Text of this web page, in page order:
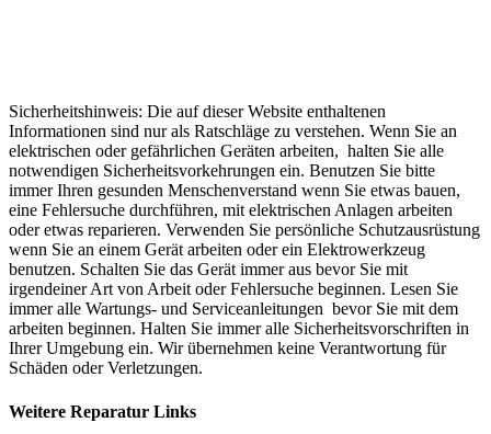
Sicherheitshinweis: Die auf dieser Website enthaltenen
Informationen sind nur als Ratschläge zu verstehen. Wenn Sie an
elektrischen oder gefährlichen Geräten arbeiten, halten Sie alle
notwendigen Sicherheitsvorkehrungen ein. Benutzen Sie bitte
immer Ihren gesunden Menschenverstand wenn Sie etwas bauen,
eine Fehlersuche durchführen, mit elektrischen Anlagen arbeiten
oder etwas reparieren. Verwenden Sie persönliche Schutzausrüstung
wenn Sie an einem Gerät arbeiten oder ein Elektrowerkzeug
benutzen. Schalten Sie das Gerät immer aus bevor Sie mit
irgendeiner Art von Arbeit oder Fehlersuche beginnen. Lesen Sie
immer alle Wartungs- und Serviceanleitungen bevor Sie mit dem
arbeiten beginnen. Halten Sie immer alle Sicherheitsvorschriften in
Ihrer Umgebung ein. Wir übernehmen keine Verantwortung für
Schäden oder Verletzungen.
Weitere Reparatur Links